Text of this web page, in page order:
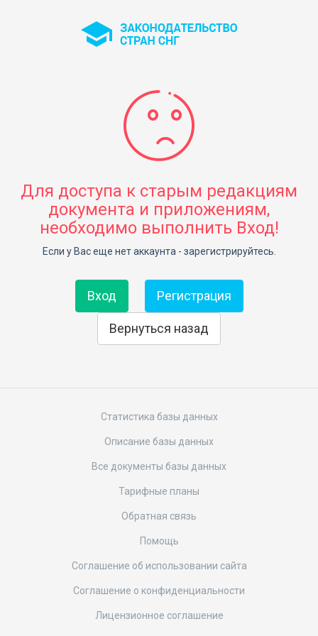
Для доступа к старым редакциям
документа и приложениям,
необходимо выполнить Вход!
Если у Вас еще нет аккаунта - зарегистрируйтесь.
Вход Регистрация
Вернуться назад
Статистика базы данных
Описание базы данных
Все документы базы данных
Тарифные планы
Обратная связь
Помощь
Соглашение об использовании сайта
Соглашение о конфиденциальности
Лицензионное соглашение